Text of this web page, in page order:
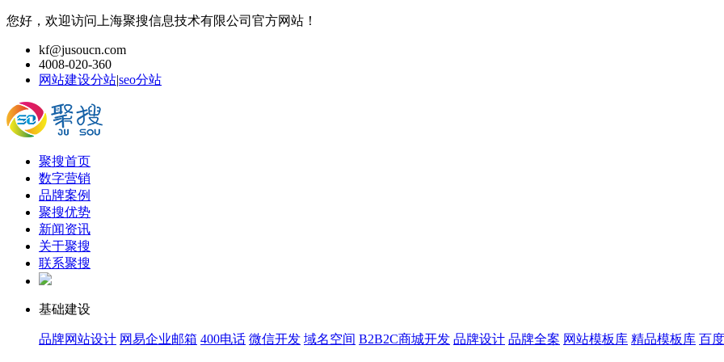
您好，欢迎访问上海聚搜信息技术有限公司官方网站！
kf@jusoucn.com
4008-020-360
网站建设分站|seo分站
聚搜首页
数字营销
品牌案例
聚搜优势
新闻资讯
关于聚搜
联系聚搜
基础建设
品牌网站设计 网易企业邮箱 400电话 微信开发 域名空间 B2B2C商城开发 品牌设计 品牌全案 网站模板库 精品模板库 百